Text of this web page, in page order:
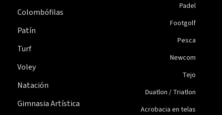
Colombófilas
Patín
Turf
Voley
Natación
Gimnasia Artística
Padel
Footgolf
Pesca
Newcom
Tejo
Duatlon / Triatlon
Acrobacia en telas